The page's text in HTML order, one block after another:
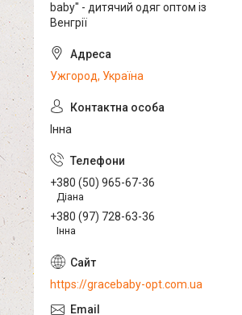
baby" - дитячий одяг оптом із
Венгрії
Ужгород, Україна
Інна
+380 (50) 965-67-36
Діана
+380 (97) 728-63-36
Інна
https://gracebaby-opt.com.ua